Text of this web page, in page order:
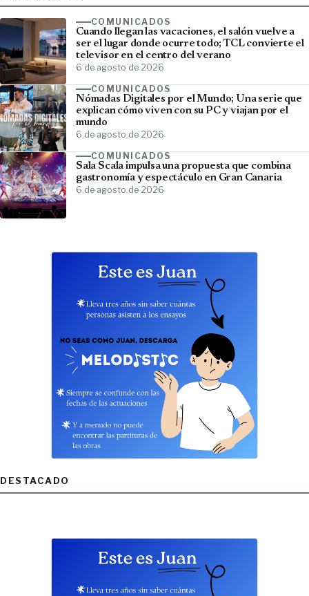
COMUNICADOS
Cuando llegan las vacaciones, el salón vuelve a
ser el lugar donde ocurre todo; TCL convierte el
televisor en el centro del verano
6 de agosto de 2026
COMUNICADOS
Nómadas Digitales por el Mundo; Una serie que
explican cómo viven con su PC y viajan por el
mundo
6 de agosto de 2026
COMUNICADOS
Sala Scala impulsa una propuesta que combina
gastronomía y espectáculo en Gran Canaria
6 de agosto de 2026
DESTACADO